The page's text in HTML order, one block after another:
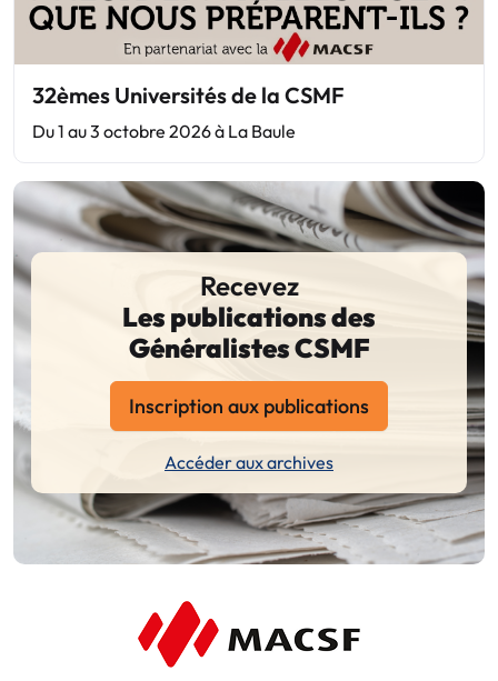
32èmes Universités de la CSMF
Du 1 au 3 octobre 2026 à La Baule
Recevez
Les publications des
Généralistes CSMF
Inscription aux publications
Accéder aux archives